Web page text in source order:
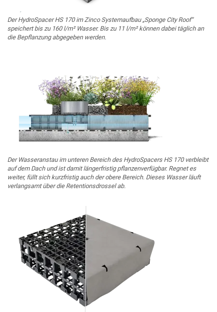
Der HydroSpacer HS 170 im Zinco Systemaufbau „Sponge City Roof“
speichert bis zu 160 l/m² Wasser. Bis zu 11 l/m² können dabei täglich an
die Bepflanzung abgegeben werden.
Der Wasseranstau im unteren Bereich des HydroSpacers HS 170 verbleibt
auf dem Dach und ist damit längerfristig pflanzenverfügbar. Regnet es
weiter, füllt sich kurzfristig auch der obere Bereich. Dieses Wasser läuft
verlangsamt über die Retentionsdrossel ab.